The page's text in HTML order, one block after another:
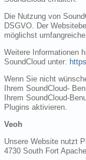
Die Nutzung von
DSGVO. Der
möglichst
Weitere Informationen
SoundCloud unter:
Wenn Sie nicht
Ihrem SoundCloud-
Ihrem SoundCloud-
Plugins aktivieren.
Veoh
Unsere Website nutzt
4730 South Fort